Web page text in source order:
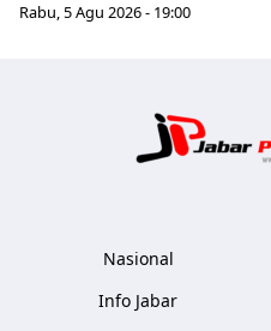
Rabu, 5 Agu 2026 - 19:00
Nasional
Info Jabar